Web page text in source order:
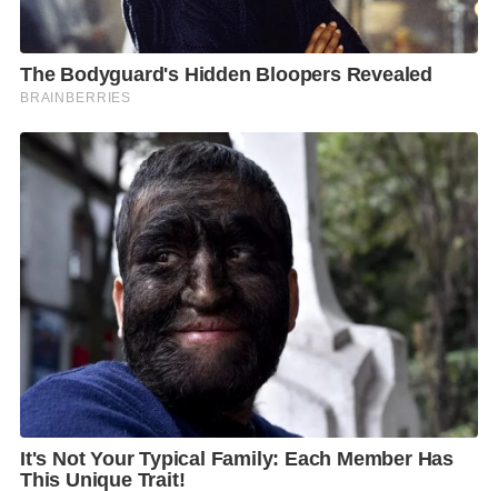
อากาศได้ละเอียดกว่า PM 2.5
– ขั้นตอนที่ 1 คือ การกรองผ่านเครื่อง Fresh Air Unit
เป็นอุปกรณ์ที่ทำหน้าที่ลดอุณหภูมิ ความชื้น และกรอง
อากาศจากภายนอกก่อนส่งเข้ามายังภายในอาคาร โดย
การกรองอากาศจะดำเนินการผ่าน 2 ชั้นกรองหลัก กรอง
ชั้นที่ 1 Prefilter: กรองแบบ Synthetic Filter ทั่วไป ซึ่งมี
ประสิทธิภาพในการกรองอากาศได้ประมาณ 20% และ
กรองชั้นที่ 2 Medium Filter: กรองแบบ Ultra Filter ซึ่งมี
ประสิทธิภาพในการกรองฝุ่นได้สูงถึง 90-95%
– ขั้นตอนที่ 2 คือ การกรองผ่านเครื่องส่งลมเย็น (Air
Handling Unit: AHU) หลังจากอากาศผ่านการกรองจาก
เครื่อง Fresh Air Unit แล้ว อากาศจะถูกส่งมายังเครื่อง
AHU ที่ติดตั้งอยู่ในแต่ละชั้นของอาคาร โดยในขั้นตอนนี้
อากาศจะได้รับการกรองเป็นชั้นที่ 3 ผ่าน Filter
Classification G3 (MERV 7) ซึ่งมีประสิทธิภาพในการก